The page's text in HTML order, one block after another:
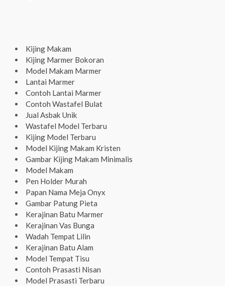
Kijing Makam
Kijing Marmer Bokoran
Model Makam Marmer
Lantai Marmer
Contoh Lantai Marmer
Contoh Wastafel Bulat
Jual Asbak Unik
Wastafel Model Terbaru
Kijing Model Terbaru
Model Kijing Makam Kristen
Gambar Kijing Makam Minimalis
Model Makam
Pen Holder Murah
Papan Nama Meja Onyx
Gambar Patung Pieta
Kerajinan Batu Marmer
Kerajinan Vas Bunga
Wadah Tempat Lilin
Kerajinan Batu Alam
Model Tempat Tisu
Contoh Prasasti Nisan
Model Prasasti Terbaru